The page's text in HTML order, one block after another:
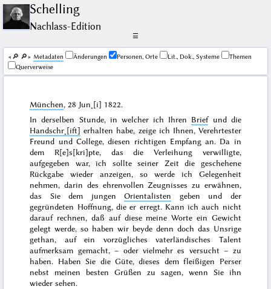
Schelling
Nachlass-Edition
☰
🔎︎ 🔎︎ Me­ta­da­ten Änderungen Personen, Orte Lit., Dok., Systeme
Themen
Querverweise
München,28 Jun˖[i] 1822.
In derselben Stunde, in welcher ich Ihren Briefund die
Handschr˖[ift] erhalten habe, zeige ich Ihnen, Verehrtester
Freund und College, diesen richtigen Empfang an. Da in
dem R[e]s[kri]pte, das die Verleihung verwilligte,
aufgegeben war, ich sollte seiner Zeit die geschehene
Rückgabe wieder anzeigen, so werde ich Gelegenheit
nehmen, darin des ehrenvollen Zeugnisses zu erwähnen,
das Sie dem jungenOrientalisten geben und der
gegründeten Hoffnung, die er erregt. Kann ich auch nicht
darauf rechnen, daß auf diese meine Worte ein Gewicht
gelegt werde, so haben wir beyde denn doch das Unsrige
gethan, auf ein vorzügliches vaterländisches Talent
aufmerksam gemacht, – oder vielmehr es versucht – zu
haben. Haben Sie die Güte,dieses dem fleißigen Perser
nebst meinen besten Grüßen zu sagen, wenn Sie ihn
wieder sehen.